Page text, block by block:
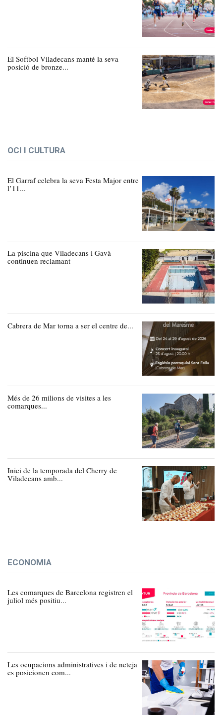
El Softbol Viladecans manté la seva
posició de bronze...
OCI I CULTURA
El Garraf celebra la seva Festa Major entre
l’11...
La piscina que Viladecans i Gavà
continuen reclamant
Cabrera de Mar torna a ser el centre de...
Més de 26 milions de visites a les
comarques...
Inici de la temporada del Cherry de
Viladecans amb...
ECONOMIA
Les comarques de Barcelona registren el
juliol més positiu...
Les ocupacions administratives i de neteja
es posicionen com...